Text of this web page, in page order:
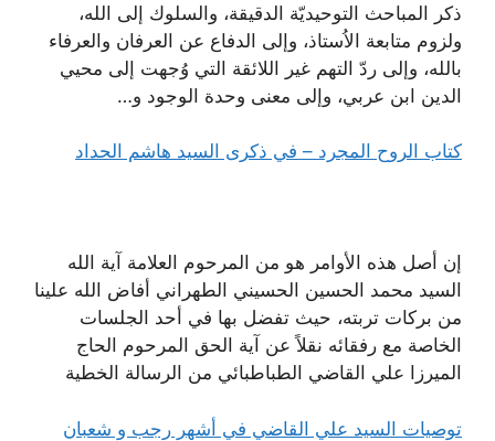
ذكر المباحث التوحيديّة الدقيقة، والسلوك إلى الله،
ولزوم متابعة الاُستاذ، وإلى الدفاع عن العرفان والعرفاء
بالله، وإلى ردّ التهم غير اللائقة التي وُجهت إلى محيي
الدين ابن عربي، وإلى معنى وحدة الوجود و…
كتاب الروح المجرد – في ذكرى السيد هاشم الحداد
إن أصل هذه الأوامر هو من المرحوم العلامة آية الله
السيد محمد الحسين الحسيني الطهراني أفاض الله علينا
من بركات تربته، حيث تفضل بها في أحد الجلسات
الخاصة مع رفقائه نقلاً عن آية الحق المرحوم الحاج
الميرزا علي القاضي الطباطبائي من الرسالة الخطية
توصيات السيد علي القاضي في أشهر رجب و شعبان